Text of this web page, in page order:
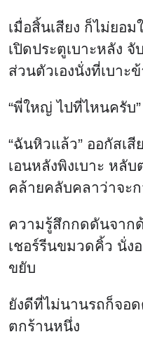
เมื่อสิ้นเสียง ก็ไม่ยอม
เปิดประตูเบาะหลัง จั
ส่วนตัวเองนั่งที่เบาะ
“พี่ใหญ่ ไปที่ไหนครับ”
“ฉันหิวแล้ว” ออกัสเ
เอนหลังพิงเบาะ หลั
คล้ายคลับคลาว่าจะ
ความรู้สึกกดดันจาก
เชอร์รีนขมวดคิ้ว นั่ง
ขยับ
ยังดีที่ไม่นานรถก็จอ
ตกร้านหนึ่ง